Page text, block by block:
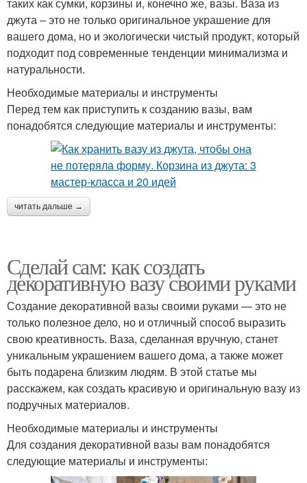
джута – это не только оригинальное украшение для
вашего дома, но и экологически чистый продукт, который
подходит под современные тенденции минимализма и
натуральности.
Необходимые материалы и инструменты
Перед тем как приступить к созданию вазы, вам
понадобятся следующие материалы и инструменты:
читать дальше →
Сделай сам: как создать
декоративную вазу своими руками
Создание декоративной вазы своими руками — это не
только полезное дело, но и отличный способ выразить
свою креативность. Ваза, сделанная вручную, станет
уникальным украшением вашего дома, а также может
быть подарена близким людям. В этой статье мы
расскажем, как создать красивую и оригинальную вазу из
подручных материалов.
Необходимые материалы и инструменты
Для создания декоративной вазы вам понадобятся
следующие материалы и инструменты: